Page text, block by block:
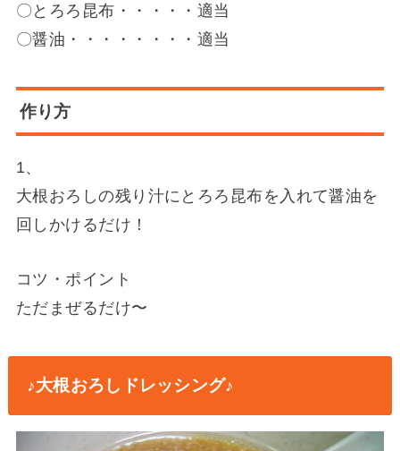
〇とろろ昆布・・・・・適当
〇醤油・・・・・・・・適当
作り方
1、
大根おろしの残り汁にとろろ昆布を入れて醤油を
回しかけるだけ！
コツ・ポイント
ただまぜるだけ〜
♪大根おろしドレッシング♪